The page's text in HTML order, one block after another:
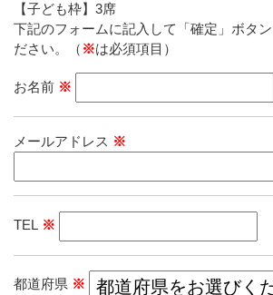
【子ども枠】3席
下記のフォームに記入して「確定」ボタ
ださい。（ ※は必須項目）
お名前 ※
メールアドレス ※
TEL ※
都道府県 ※